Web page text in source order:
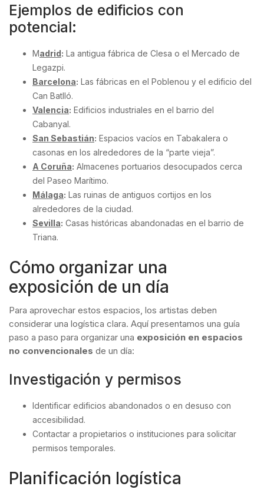
Ejemplos de edificios con
potencial:
Madrid: La antigua fábrica de Clesa o el Mercado de
Legazpi.
Barcelona: Las fábricas en el Poblenou y el edificio del
Can Batlló.
Valencia: Edificios industriales en el barrio del
Cabanyal.
San Sebastián: Espacios vacíos en Tabakalera o
casonas en los alrededores de la “parte vieja”.
A Coruña: Almacenes portuarios desocupados cerca
del Paseo Marítimo.
Málaga: Las ruinas de antiguos cortijos en los
alrededores de la ciudad.
Sevilla: Casas históricas abandonadas en el barrio de
Triana.
Cómo organizar una
exposición de un día
Para aprovechar estos espacios, los artistas deben
considerar una logística clara. Aquí presentamos una guía
paso a paso para organizar una exposición en espacios
no convencionales de un día:
Investigación y permisos
Identificar edificios abandonados o en desuso con
accesibilidad.
Contactar a propietarios o instituciones para solicitar
permisos temporales.
Planificación logística